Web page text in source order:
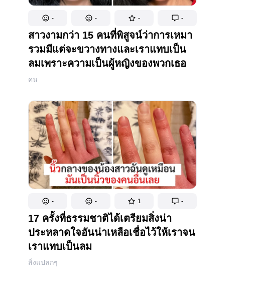
- - - -
สาวงามกว่า 15 คนที่พิสูจน์ว่าการเหมา
รวมมีแต่จะขวางทางและเราแทบเป็น
ลมเพราะความเป็นผู้หญิงของพวกเธอ
คน
- - 1 -
17 ครั้งที่ธรรมชาติได้เตรียมสิ่งน่า
ประหลาดใจอันน่าเหลือเชื่อไว้ให้เราจน
เราแทบเป็นลม
สิ่งแปลกๆ